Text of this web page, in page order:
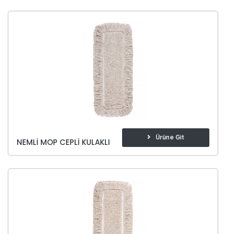
NEMLI MOP CEPLI KULAKLI Ürüne Git